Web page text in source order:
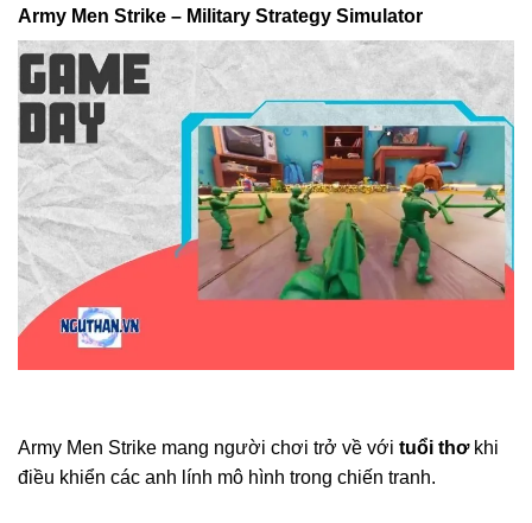
Army Men Strike – Military Strategy Simulator
Army Men Strike mang người chơi trở về với tuổi thơkhi
điều khiển các anh lính mô hình trong chiến tranh.